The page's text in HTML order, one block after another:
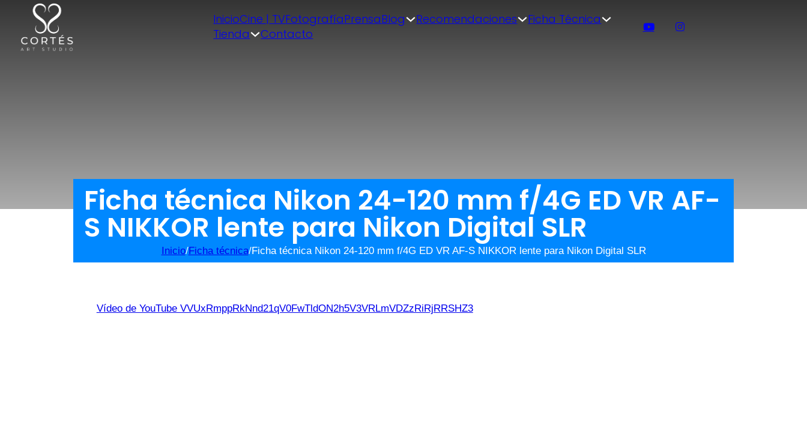
InicioCine | TVFotografíaPrensaBlog Recomendaciones
Ficha Técnica
Tienda
Contacto
Ficha técnica Nikon 24-120 mm f/4G ED VR AF-
S NIKKOR lente para Nikon Digital SLR
Inicio/Ficha técnica/Ficha técnica Nikon 24-120 mm f/4G ED VR AF-S NIKKOR lente para Nikon Digital SLR
Vídeo de YouTube VVUxRmppRkNnd21qV0FwTldON2h5V3VRLmVDZzRiRjRRSHZ3